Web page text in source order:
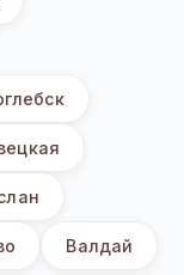
Валдай